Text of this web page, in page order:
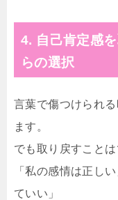
4. 自己肯定感
らの選択
言葉で傷つけられ
ます。
でも取り戻すことは
「私の感情は正し
ていい」